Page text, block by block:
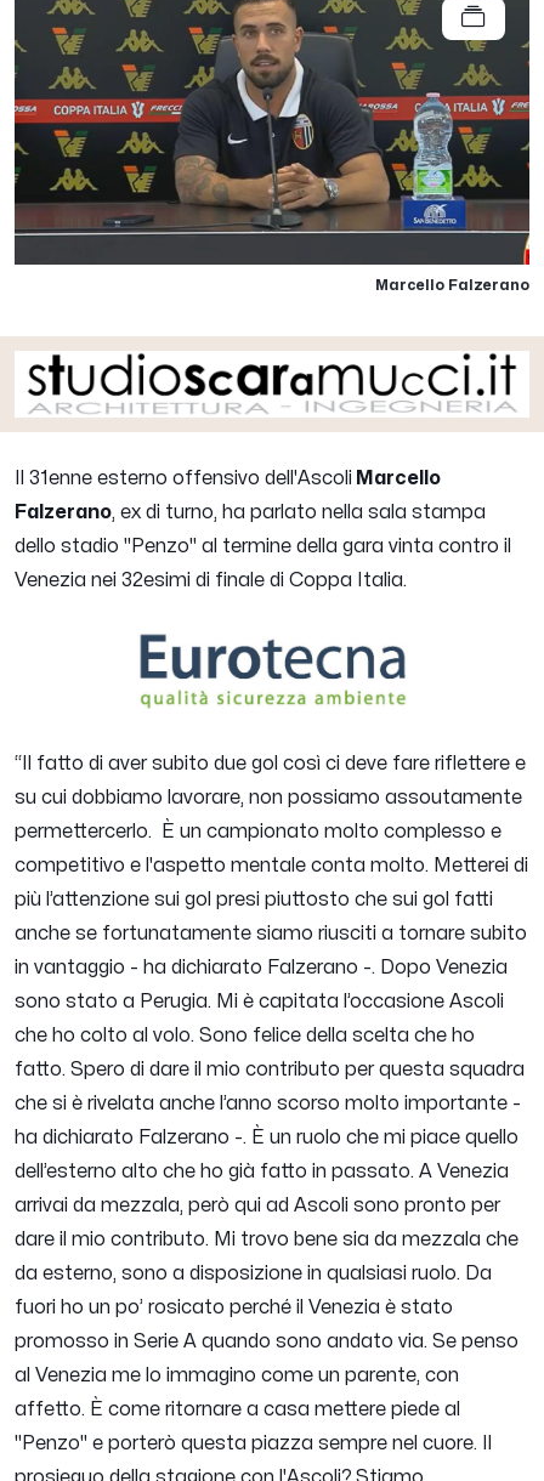
Marcello Falzerano
Il 31enne esterno offensivo dell'Ascoli Marcello
Falzerano, ex di turno, ha parlato nella sala stampa
dello stadio "Penzo" al termine della gara vinta contro il
Venezia nei 32esimi di finale di Coppa Italia.
“ Il fatto di aver subito due gol così ci deve fare riflettere e
su cui dobbiamo lavorare, non possiamo assoutamente
permettercerlo. È un campionato molto complesso e
competitivo e l'aspetto mentale conta molto. Metterei di
più l’attenzione sui gol presi piuttosto che sui gol fatti
anche se fortunatamente siamo riusciti a tornare subito
in vantaggio - ha dichiarato Falzerano -. Dopo Venezia
sono stato a Perugia. Mi è capitata l’occasione Ascoli
che ho colto al volo. Sono felice della scelta che ho
fatto. Spero di dare il mio contributo per questa squadra
che si è rivelata anche l’anno scorso molto importante -
ha dichiarato Falzerano -. È un ruolo che mi piace quello
dell’esterno alto che ho già fatto in passato. A Venezia
arrivai da mezzala, però qui ad Ascoli sono pronto per
dare il mio contributo. Mi trovo bene sia da mezzala che
da esterno, sono a disposizione in qualsiasi ruolo. Da
fuori ho un po’ rosicato perché il Venezia è stato
promosso in Serie A quando sono andato via. Se penso
al Venezia me lo immagino come un parente, con
affetto. È come ritornare a casa mettere piede al
"Penzo" e porterò questa piazza sempre nel cuore. Il
prosieguo della stagione con l'Ascoli? Stiamo